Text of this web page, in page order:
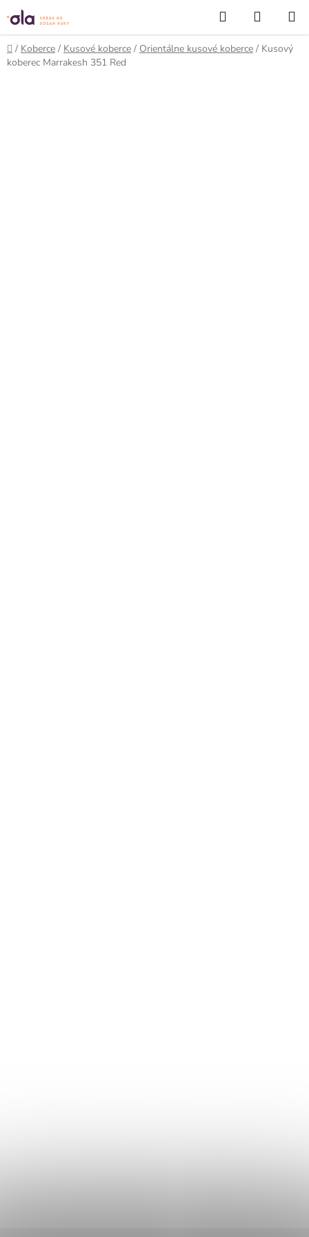
Prejsť
na
obsah
Hľadať
KOŠÍK
Domov
/ Koberce / Kusové koberce / Orientálne kusové koberce / Kusový
koberec Marrakesh 351 Red